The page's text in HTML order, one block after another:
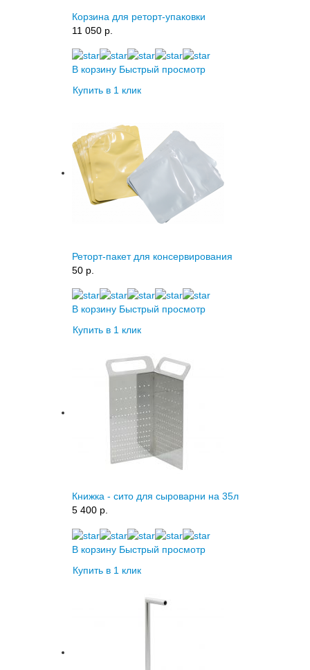
Корзина для реторт-упаковки
11 050 p.
В корзину Быстрый просмотр
Купить в 1 клик
Реторт-пакет для консервирования
50 p.
В корзину Быстрый просмотр
Купить в 1 клик
Книжка - сито для сыроварни на 35л
5 400 p.
В корзину Быстрый просмотр
Купить в 1 клик